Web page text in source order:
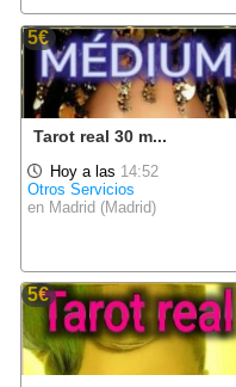
5€
Tarot real 30 m...
Hoy a las 14:52
Otros Servicios
en Madrid (Madrid)
5€